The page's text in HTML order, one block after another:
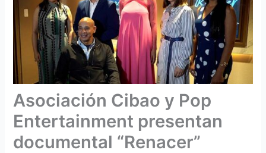
Asociación Cibao y Pop
Entertainment presentan
documental “Renacer”